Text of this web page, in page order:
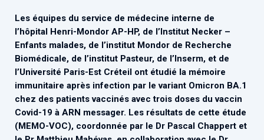
Collaboration avec les acteurs communautaires
Cellule Émergence mpox
Ouverte depuis décembre 2023, pour suivre l'épidémie
en RDC, elle reste active suite à des cas à Mayotte et à
La Réunion.
Cellules Émergence
Retrouvez toutes les cellules Émergence, actives ou
inactives.
Les équipes du service de médecine interne de
l’hôpital Henri-Mondor AP-HP, de l’Institut Necker –
Enfants malades, de l’institut Mondor de Recherche
Biomédicale, de l’institut Pasteur, de l’Inserm, et de
l’Université Paris-Est Créteil ont étudié la mémoire
immunitaire après infection par le variant Omicron BA.1
chez des patients vaccinés avec trois doses du vaccin
Covid-19 à ARN messager. Les résultats de cette étude
(MEMO-VOC), coordonnée par le Dr Pascal Chappert et